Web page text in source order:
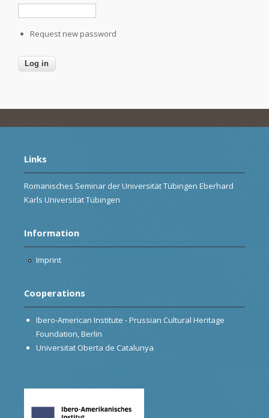
Request new password
Links
Romanisches Seminar der Universität Tübingen Eberhard
Karls Universität Tübingen
Information
Imprint
Cooperations
Ibero-American Institute - Prussian Cultural Heritage
Foundation, Berlin
Universitat Oberta de Catalunya